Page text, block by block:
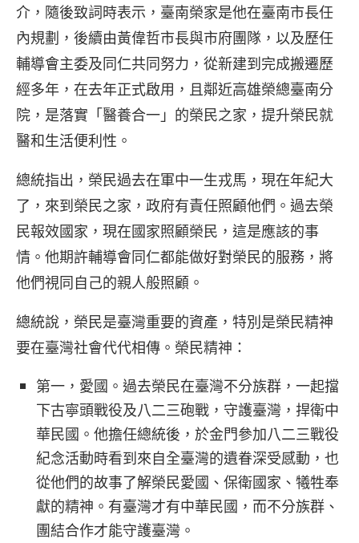
介，隨後致詞時表示，臺南榮家是他在臺南市長任
內規劃，後續由黃偉哲市長與市府團隊，以及歷任
輔導會主委及同仁共同努力，從新建到完成搬遷歷
經多年，在去年正式啟用，且鄰近高雄榮總臺南分
院，是落實「醫養合一」的榮民之家，提升榮民就
醫和生活便利性。
總統指出，榮民過去在軍中一生戎馬，現在年紀大
了，來到榮民之家，政府有責任照顧他們。過去榮
民報效國家，現在國家照顧榮民，這是應該的事
情。他期許輔導會同仁都能做好對榮民的服務，將
他們視同自己的親人般照顧。
總統說，榮民是臺灣重要的資產，特別是榮民精神
要在臺灣社會代代相傳。榮民精神：
第一，愛國。過去榮民在臺灣不分族群，一起擋
下古寧頭戰役及八二三砲戰，守護臺灣，捍衛中
華民國。他擔任總統後，於金門參加八二三戰役
紀念活動時看到來自全臺灣的遺眷深受感動，也
從他們的故事了解榮民愛國、保衛國家、犧牲奉
獻的精神。有臺灣才有中華民國，而不分族群、
團結合作才能守護臺灣。